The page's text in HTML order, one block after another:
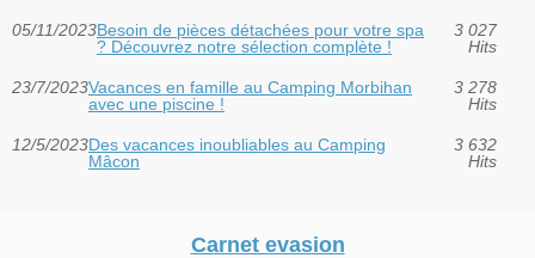
05/11/2023Besoin de pièces détachées pour votre spa
? Découvrez notre sélection complète !
3 027
Hits
23/7/2023Vacances en famille au Camping Morbihan
avec une piscine !
3 278
Hits
12/5/2023Des vacances inoubliables au Camping
Mâcon
3 632
Hits
Carnet evasion